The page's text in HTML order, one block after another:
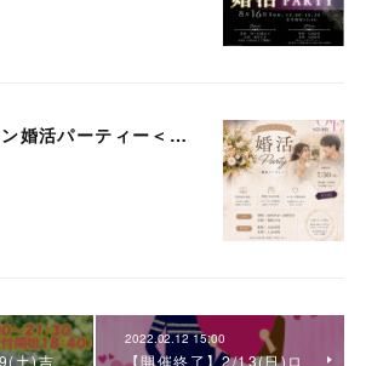
7/30(水) オンライン婚活パーティー＜大宮ラブストーリー＞
土)吉
2022.02.12 15:00
【開催終了】2/13(日)ロ